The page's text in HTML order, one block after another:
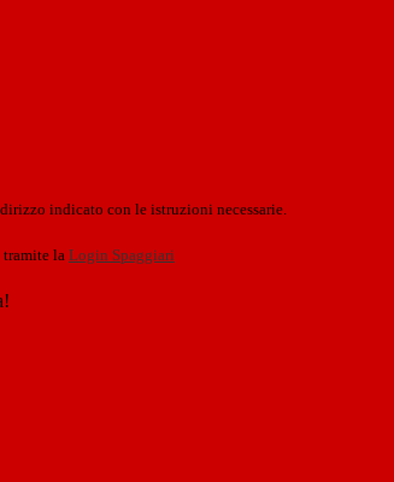
indicato con le istruzioni necessarie.
tramite la Login Spaggiari